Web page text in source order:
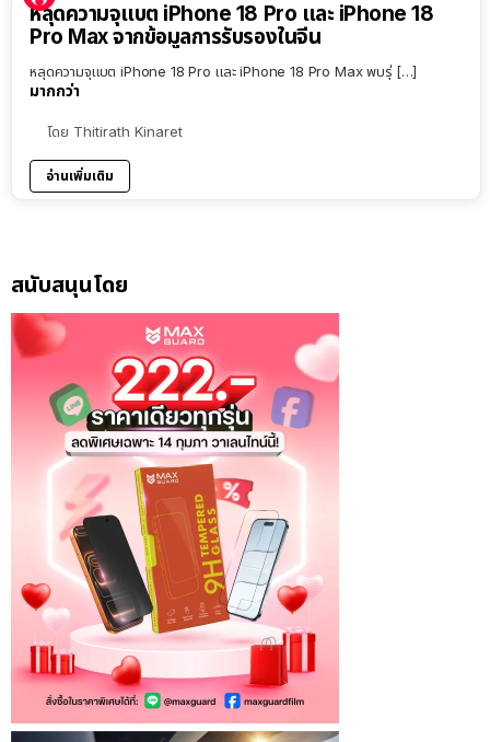
หลุดความจุแบต iPhone 18 Pro และ iPhone 18
Pro Max จากข้อมูลการรับรองในจีน
หลุดความจุแบต iPhone 18 Pro และ iPhone 18 Pro Max พบรุ่ […]
มากกว่า
โดย Thitirath Kinaret
อ่านเพิ่มเติม
สนับสนุนโดย